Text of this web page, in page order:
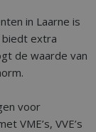
in Laarne is
biedt extra
de waarde van
voor
VME’s, VVE’s